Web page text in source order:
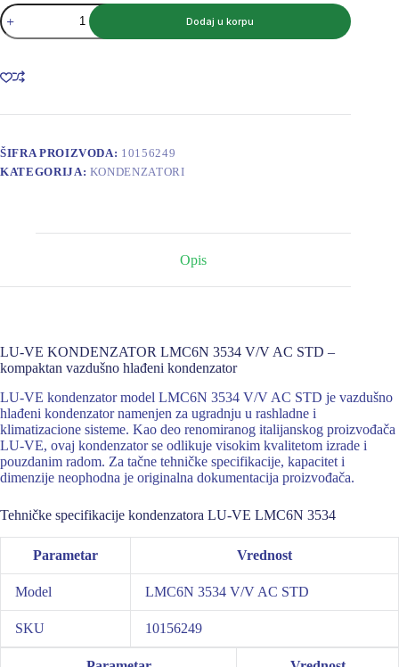
LU-
VE
KONDENZATOR
3534
V/V
STD
Dodaj u korpu
ŠIFRA PROIZVODA: 10156249
KATEGORIJA: KONDENZATORI
Opis
LU-VE KONDENZATOR LMC6N 3534 V/V AC STD –
kompaktan vazdušno hlađeni kondenzator
LU-VE kondenzator model LMC6N 3534 V/V AC STD je vazdušno
hlađeni kondenzator namenjen za ugradnju u rashladne i
klimatizacione sisteme. Kao deo renomiranog italijanskog proizvođača
LU-VE, ovaj kondenzator se odlikuje visokim kvalitetom izrade i
pouzdanim radom. Za tačne tehničke specifikacije, kapacitet i
dimenzije neophodna je originalna dokumentacija proizvođača.
Tehničke specifikacije kondenzatora LU-VE LMC6N 3534
Parametar Vrednost
Model LMC6N 3534 V/V AC STD
SKU 10156249